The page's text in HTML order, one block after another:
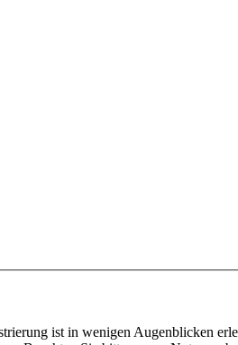
ist in wenigen Augenblicken